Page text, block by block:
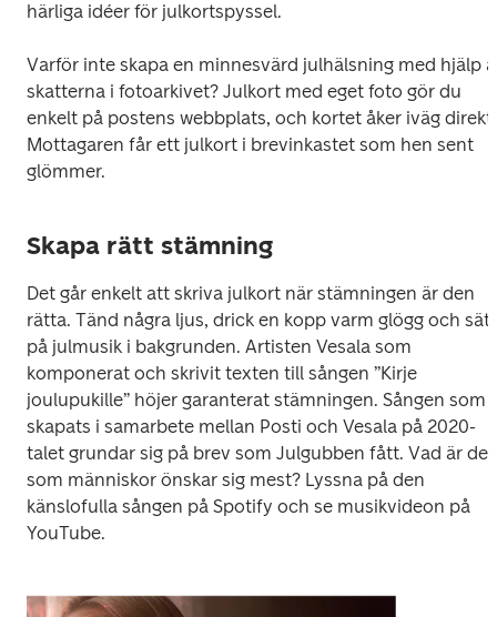
härliga idéer för julkortspyssel.
Varför inte skapa en minnesvärd julhälsning med hjälp
skatterna i fotoarkivet? Julkort med eget foto gör du
enkelt på postens webbplats, och kortet åker iväg direkt.
Mottagaren får ett julkort i brevinkastet som hen sent
glömmer.
Skapa rätt stämning
Det går enkelt att skriva julkort när stämningen är den
rätta. Tänd några ljus, drick en kopp varm glögg och sätt
på julmusik i bakgrunden. Artisten Vesala som
komponerat och skrivit texten till sången ”Kirje
joulupukille” höjer garanterat stämningen. Sången som
skapats i samarbete mellan Posti och Vesala på 2020-
talet grundar sig på brev som Julgubben fått. Vad är det
som människor önskar sig mest? Lyssna på den
känslofulla sången på Spotify och se musikvideon på
YouTube.